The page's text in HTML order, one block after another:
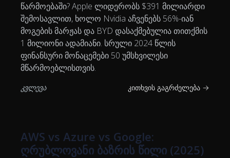
წარმოებაში? Apple ლიდერობს $391 მილიარდი
შემოსავლით, ხოლო Nvidia აჩვენებს 56%-იან
მოგების მარჟას და BYD დასაქმებულია თითქმის
1 მილიონი ადამიანი. სრული 2024 წლის
ფინანსური მონაცემები 50 უმსხვილესი
მწარმოებლისთვის.
კვლევა კითხვის გაგრძელება →
AWS vs Azure vs Google:
ღრუბლოვანი ბაზრის წილი (2025)